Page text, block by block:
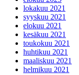
lokakuu 2021
syyskuu 2021
elokuu 2021
kesäkuu 2021
toukokuu 2021
huhtikuu 2021
maaliskuu 2021
helmikuu 2021